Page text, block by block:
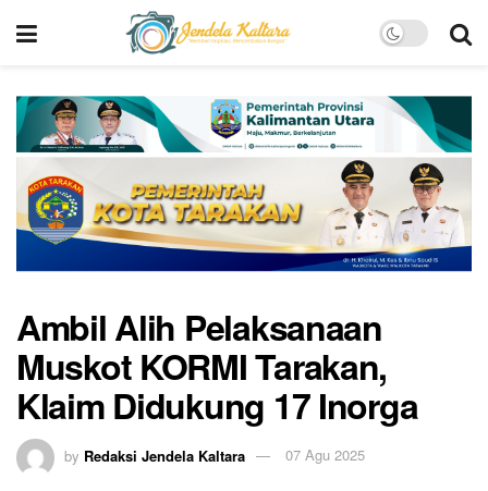
Ambil Alih Pelaksanaan
Muskot KORMI Tarakan,
Klaim Didukung 17 Inorga
by Redaksi Jendela Kaltara 07 Agu 2025